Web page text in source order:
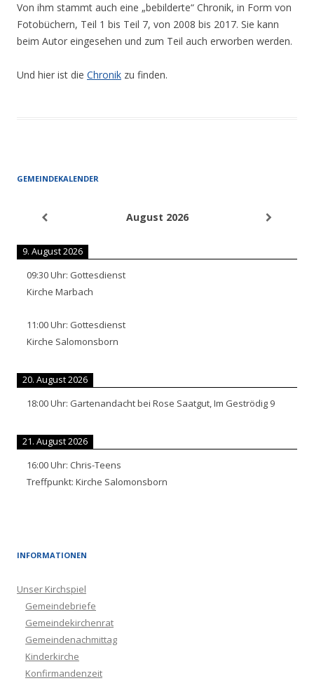
Von ihm stammt auch eine „bebilderte“ Chronik, in Form von
Fotobüchern, Teil 1 bis Teil 7, von 2008 bis 2017. Sie kann
beim Autor eingesehen und zum Teil auch erworben werden.
Und hier ist die Chronik zu finden.
GEMEINDEKALENDER
August 2026
9. August 2026
09:30Uhr: Gottesdienst
Kirche Marbach
11:00Uhr: Gottesdienst
Kirche Salomonsborn
20. August 2026
18:00Uhr: Gartenandacht bei Rose Saatgut, Im Geströdig 9
21. August 2026
16:00Uhr: Chris-Teens
Treffpunkt: Kirche Salomonsborn
INFORMATIONEN
Unser Kirchspiel
Gemeindebriefe
Gemeindekirchenrat
Gemeindenachmittag
Kinderkirche
Konfirmandenzeit